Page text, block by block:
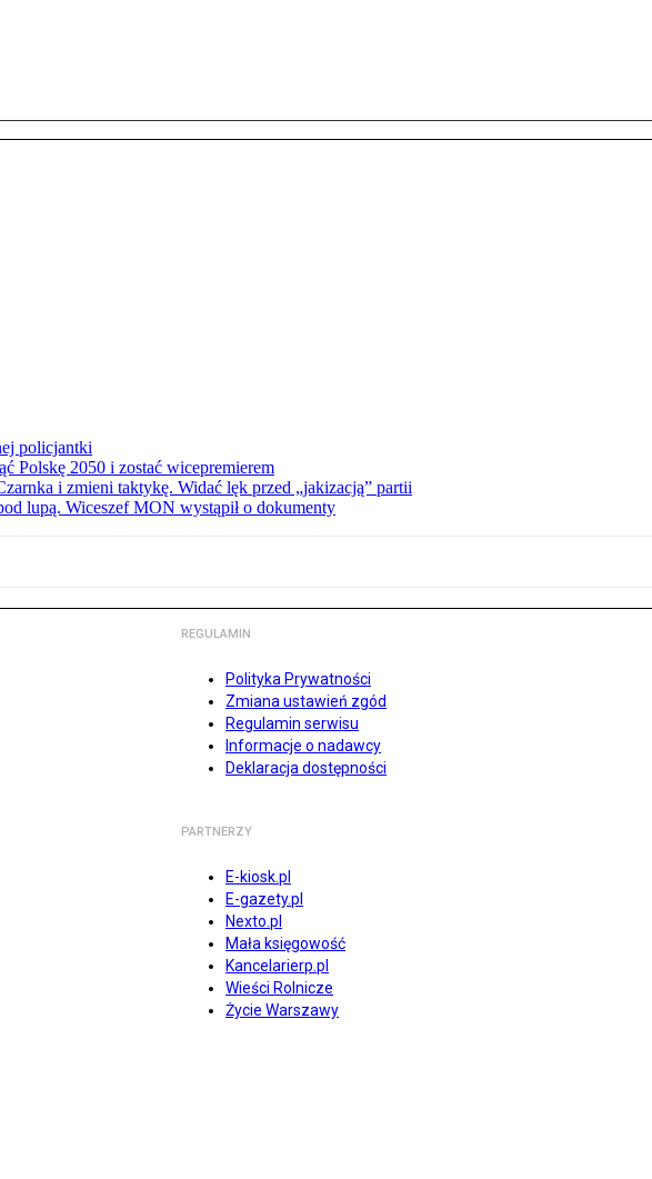
policjantki
Polskę 2050 i zostać wicepremierem
i zmieni taktykę. Widać lęk przed „jakizacją” partii
lupą. Wiceszef MON wystąpił o dokumenty
REGULAMIN
Polityka Prywatności
Zmiana ustawień zgód
Regulamin serwisu
Informacje o nadawcy
Deklaracja dostępności
PARTNERZY
E-kiosk.pl
E-gazety.pl
Nexto.pl
Mała księgowość
Kancelarierp.pl
Wieści Rolnicze
Życie Warszawy